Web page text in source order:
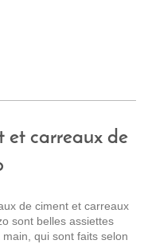
et carreaux de
de ciment et carreaux
sont belles assiettes
qui sont faits selon